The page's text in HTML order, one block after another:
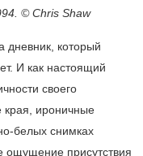
© Chris Shaw
дневник, который
И как настоящий
своего
края, ироничные
белых снимках
ощущение присутствия